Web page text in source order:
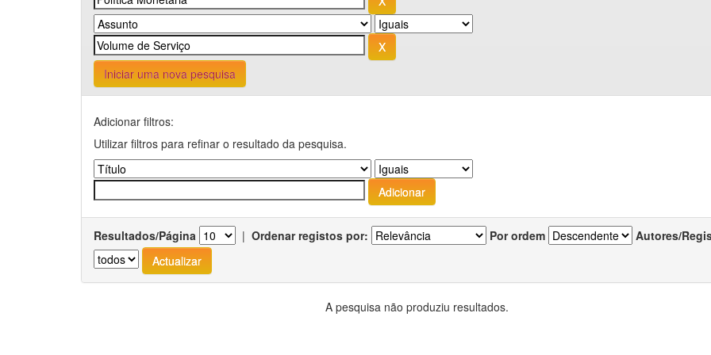
Iniciar uma nova pesquisa
Adicionar filtros:
Utilizar filtros para refinar o resultado da pesquisa.
Resultados/Página | Ordenar registos por: Por ordem Autores/
A pesquisa não produziu resultados.